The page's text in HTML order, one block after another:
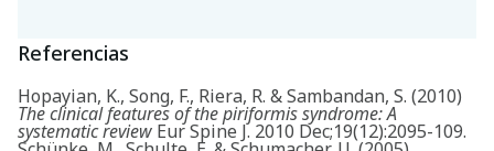
Referencias
Hopayian, K., Song, F., Riera, R. & Sambandan, S. (2010)
The clinical features of the piriformis syndrome: A
systematic review Eur Spine J. 2010 Dec;19(12):2095-109.